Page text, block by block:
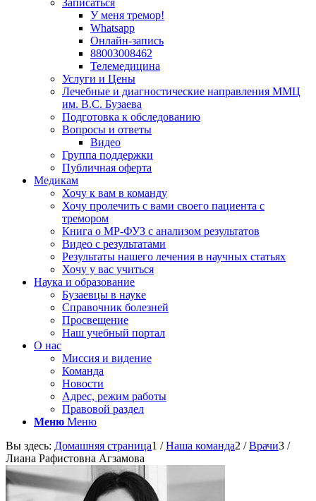
Записаться
У меня тремор!
Whatsapp
Онлайн-запись
88003008462
Телемедицина
Услуги и Цены
Лечебные и диагностические направления ММЦ
им. В.С. Бузаева
Подготовка к обследованию
Вопросы и ответы
Видео
Группа поддержки
Публичная оферта
Медикам
Хочу к вам в команду
Хочу пролечить с вами своего пациента с
тремором
Книга о МР-ФУЗ с aнализом результатов
Видео с результатами
Результаты нашего лечения в научных статьях
Хочу у вас учиться
Наука и образование
Бузаевцы в науке
Справочник болезней
Просвещение
Наш учебный портал
О нас
Миссия и видение
Команда
Новости
Адрес, режим работы
Правовой раздел
Меню Меню
Вы здесь: Домашняя страница1 / Наша команда2 / Врачи3 /
Лиана Рафистовна Агзамова